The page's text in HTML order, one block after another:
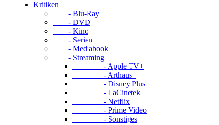
Kritiken
- Blu-Ray
- DVD
- Kino
- Serien
- Mediabook
- Streaming
- Apple TV+
- Arthaus+
- Disney Plus
- LaCinetek
- Netflix
- Prime Video
- Sonstiges